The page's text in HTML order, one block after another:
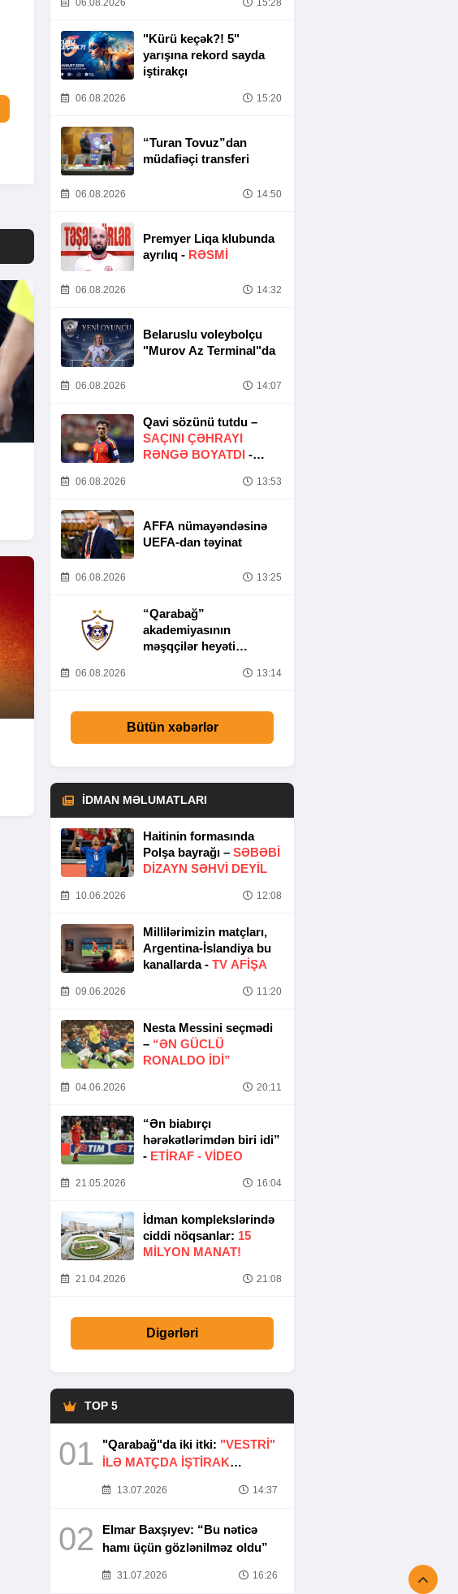
06.08.2026 15:28
"Kürü keçək?! 5"
yarışına rekord sayda
iştirakçı
06.08.2026 15:20
“Turan Tovuz”dan
müdafiəçi transferi
06.08.2026 14:50
Premyer Liqa klubunda
ayrılıq - RƏSMİ
06.08.2026 14:32
Belaruslu voleybolçu
"Murov Az Terminal"da
06.08.2026 14:07
Qavi sözünü tutdu –
SAÇINI ÇƏHRAYI
RƏNGƏ BOYATDI -
06.08.2026 13:53
AFFA nümayəndəsinə
UEFA-dan təyinat
06.08.2026 13:25
“Qarabağ”
akademiyasının
məşqçilər heyəti
06.08.2026 13:14
Bütün xəbərlər
İDMAN MƏLUMATLARI
Haitinin formasında
Polşa bayrağı – SƏBƏBI
DIZAYN SƏHVI DEYIL
10.06.2026 12:08
Millilərimizin matçları,
Argentina-İslandiya bu
kanallarda - TV AFİŞA
09.06.2026 11:20
Nesta Messini seçmədi
– “ƏN GÜCLÜ
RONALDO IDI”
04.06.2026 20:11
“Ən biabırçı
hərəkətlərimdən biri idi”
- ETIRAF - VİDEO
21.05.2026 16:04
İdman komplekslərində
ciddi nöqsanlar: 15
MILYON MANAT!
21.04.2026 21:08
Digərləri
TOP 5
01 "Qarabağ"da iki itki: "VESTRİ"
İLƏ MATÇDA İŞTİRAK
13.07.2026 14:37
02
Elmar Baxşıyev: “Bu nəticə
hamı üçün gözlənilməz oldu”
31.07.2026 16:26